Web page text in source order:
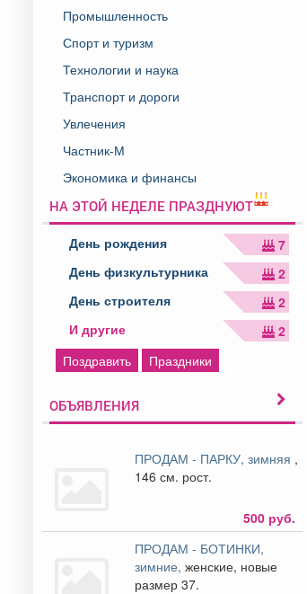
Промышленность
Спорт и туризм
Технологии и наука
Транспорт и дороги
Увлечения
Частник-М
Экономика и финансы
НА ЭТОЙ НЕДЕЛЕ ПРАЗДНУЮТ
День рождения
7
День физкультурника
2
День строителя
2
И другие
2
Поздравить
Праздники
ОБЪЯВЛЕНИЯ
ПРОДАМ - ПАРКУ, зимняя ,
146 см. рост.
500 руб.
ПРОДАМ - БОТИНКИ,
зимние,женские, новые
размер 37.